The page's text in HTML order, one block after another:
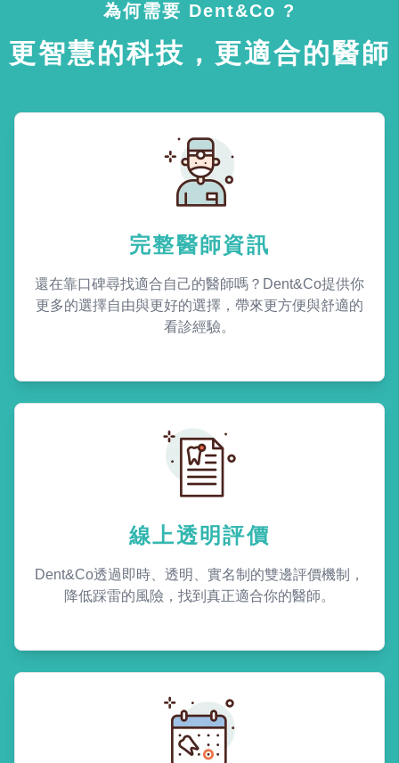
為何需要 Dent&Co ?
更智慧的科技，更適合的醫師
完整醫師資訊
還在靠口碑尋找適合自己的醫師嗎？Dent&Co提供你
更多的選擇自由與更好的選擇，帶來更方便與舒適的
看診經驗。
線上透明評價
Dent&Co透過即時、透明、實名制的雙邊評價機制，
降低踩雷的風險，找到真正適合你的醫師。